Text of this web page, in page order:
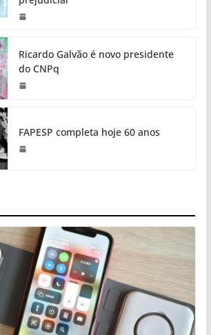
Ricardo Galvão é novo presidente
do CNPq
FAPESP completa hoje 60 anos